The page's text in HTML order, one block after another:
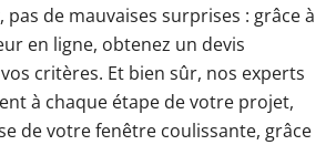
pas de mauvaises surprises : grâce à
en ligne, obtenez un devis
critères. Et bien sûr, nos experts
à chaque étape de votre projet,
de votre fenêtre coulissante, grâce